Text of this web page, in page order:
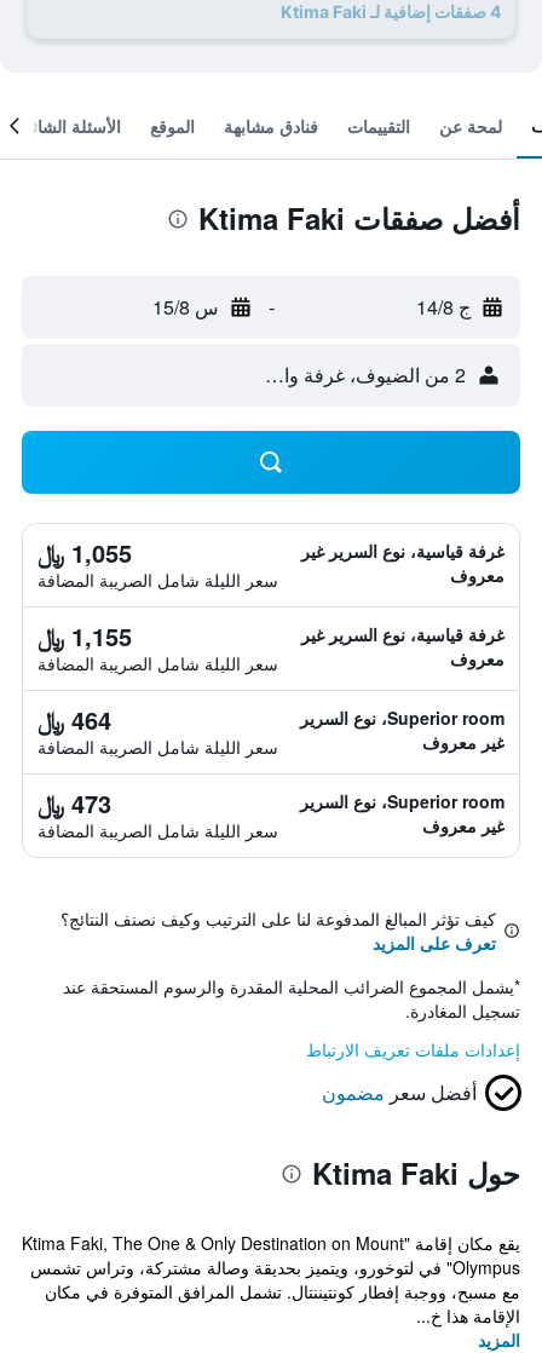
4 صفقات إضافية لـ Ktima Faki
لمحة عن التقييمات فنادق مشابهة الموقع الأسئلة الشائعة
أفضل صفقات Ktima Faki
ج 14/8 - س 15/8
2 من الضيوف، غرفة واحدة
غرفة قياسية، نوع السرير غير
معروف
1,055 ﷼
سعر الليلة شامل الصريبة المضافة
غرفة قياسية، نوع السرير غير
معروف
1,155 ﷼
سعر الليلة شامل الصريبة المضافة
Superior room، نوع السرير
غير معروف
464 ﷼
سعر الليلة شامل الصريبة المضافة
Superior room، نوع السرير
غير معروف
473 ﷼
سعر الليلة شامل الصريبة المضافة
كيف تؤثر المبالغ المدفوعة لنا على الترتيب وكيف نصنف النتائج؟
تعرف على المزيد
*يشمل المجموع الضرائب المحلية المقدرة والرسوم المستحقة عند
تسجيل المغادرة.
إعدادات ملفات تعريف الارتباط
أفضل سعر مضمون
حول Ktima Faki
يقع مكان إقامة "Ktima Faki, The One & Only Destination on Mount
Olympus" في لتوخورو، ويتميز بحديقة وصالة مشتركة، وتراس تشمس
مع مسبح، ووجبة إفطار كونتيننتال. تشمل المرافق المتوفرة في مكان
الإقامة هذا خ...
المزيد